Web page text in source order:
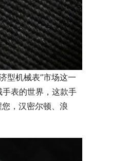
型机械表”市场这一
表的世界，这款手
，汉密尔顿、浪